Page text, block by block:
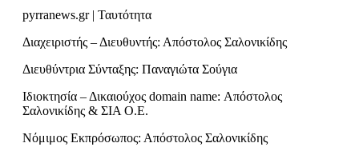
pyrranews.gr | Ταυτότητα
Διαχειριστής – Διευθυντής: Απόστολος Σαλονικίδης
Διευθύντρια Σύνταξης: Παναγιώτα Σούγια
Ιδιοκτησία – Δικαιούχος domain name: Απόστολος
Σαλονικίδης & ΣΙΑ Ο.Ε.
Νόμιμος Εκπρόσωπος: Απόστολος Σαλονικίδης